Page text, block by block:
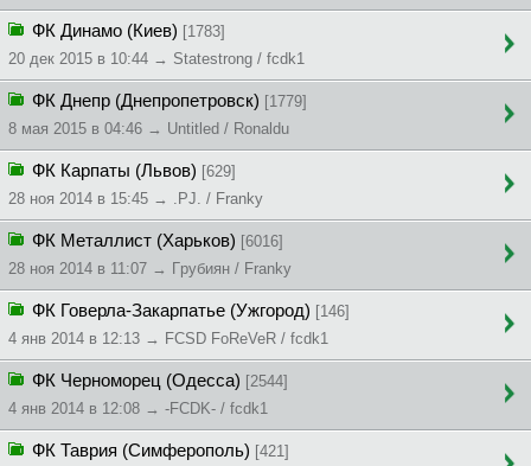
ФК Динамо (Киев) [1783]
20 дек 2015 в 10:44 → Statestrong / fcdk1
ФК Днепр (Днепропетровск) [1779]
8 мая 2015 в 04:46 → Untitled / Ronaldu
ФК Карпаты (Львов) [629]
28 ноя 2014 в 15:45 → .PJ. / Franky
ФК Металлист (Харьков) [6016]
28 ноя 2014 в 11:07 → Гpyбиян / Franky
ФК Говерла-Закарпатье (Ужгород) [146]
4 янв 2014 в 12:13 → FCSD FoReVeR / fcdk1
ФК Черноморец (Одесса) [2544]
4 янв 2014 в 12:08 → -FCDK- / fcdk1
ФК Таврия (Симферополь) [421]